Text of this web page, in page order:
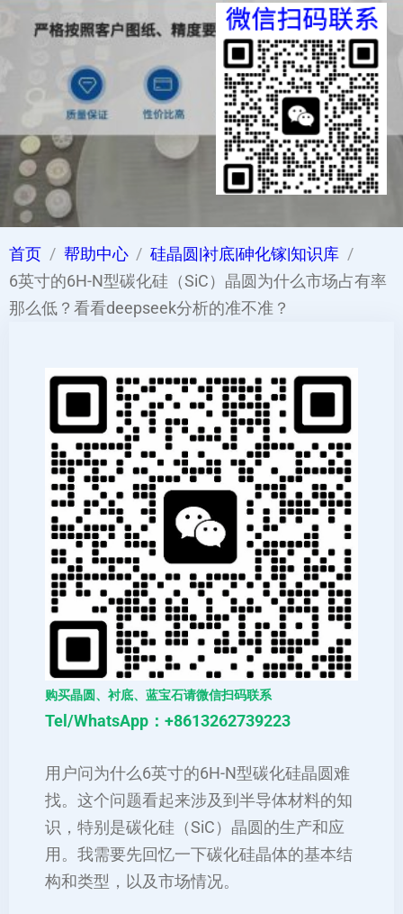
首页 帮助中心
硅晶圆|衬底|砷化镓|知识库
6英寸的6H-N型碳化硅（SiC）晶圆为什么市场占有率
那么低？看看deepseek分析的准不准？
购买晶圆、衬底、蓝宝石请微信扫码联系
Tel/WhatsApp：+8613262739223
用户问为什么6英寸的6H-N型碳化硅晶圆难
找。这个问题看起来涉及到半导体材料的知
识，特别是碳化硅（SiC）晶圆的生产和应
用。我需要先回忆一下碳化硅晶体的基本结
构和类型，以及市场情况。